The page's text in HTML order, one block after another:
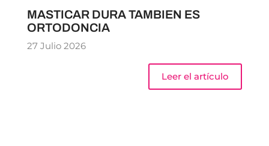
MASTICAR DURA TAMBIEN ES
ORTODONCIA
27 Julio 2026
Leer el artículo